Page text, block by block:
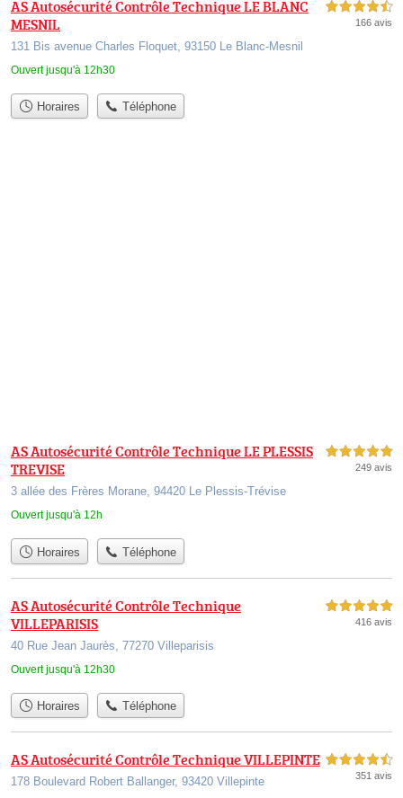
AS Autosécurité Contrôle Technique LE BLANC
MESNIL
131 Bis avenue Charles Floquet, 93150 Le Blanc-Mesnil
Ouvert jusqu'à 12h30
4,5 étoiles sur 5
166 avis
Horaires Téléphone
AS Autosécurité Contrôle Technique LE PLESSIS
TREVISE
3 allée des Frères Morane, 94420 Le Plessis-Trévise
Ouvert jusqu'à 12h
5,0 étoiles sur 5
249 avis
Horaires Téléphone
AS Autosécurité Contrôle Technique
VILLEPARISIS
40 Rue Jean Jaurès, 77270 Villeparisis
Ouvert jusqu'à 12h30
5,0 étoiles sur 5
416 avis
Horaires Téléphone
AS Autosécurité Contrôle Technique VILLEPINTE
178 Boulevard Robert Ballanger, 93420 Villepinte
4,5 étoiles sur 5
351 avis